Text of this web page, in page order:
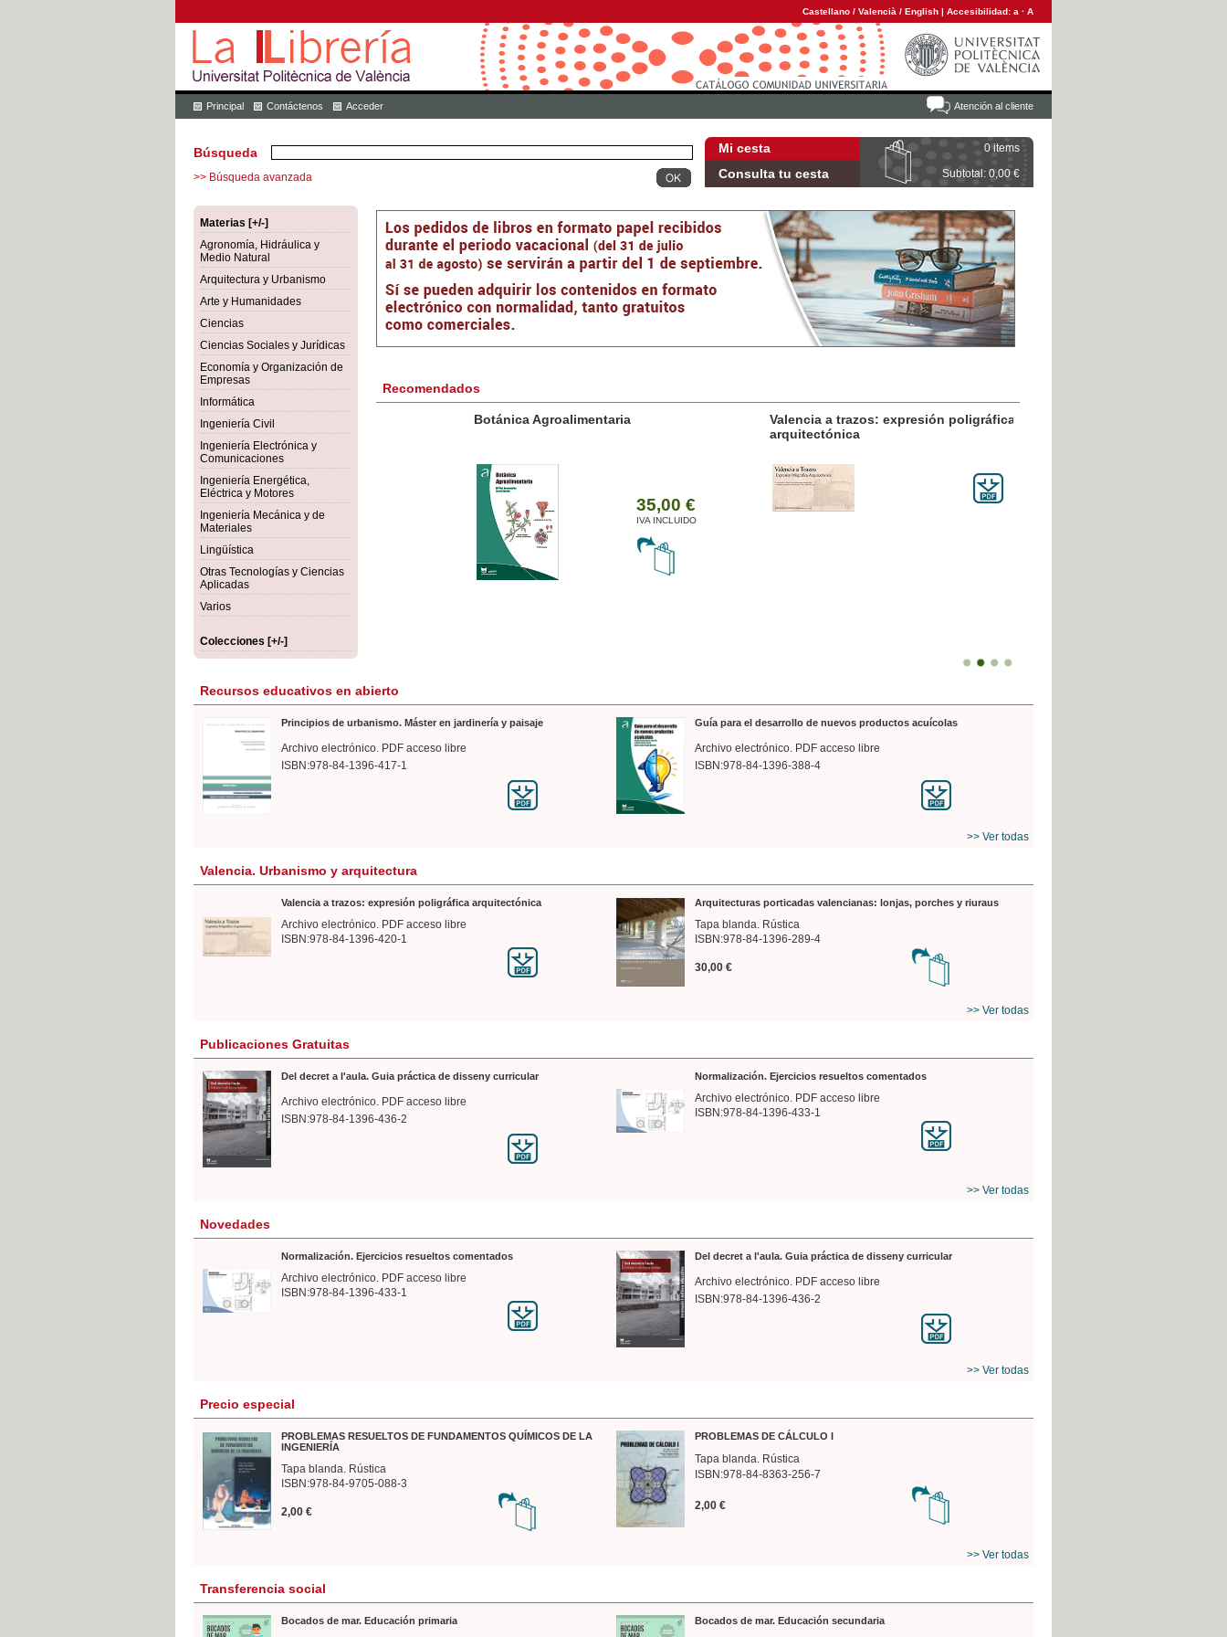
Castellano / Valencià / English | Accesibilidad: a · A
Atención al cliente
Principal Contáctenos Acceder
Mi cesta 0 items
Consulta tu cesta Subtotal: 0,00 €
Búsqueda
>> Búsqueda avanzada
Materias [+/-]
Agronomía, Hidráulica y
Medio Natural
Arquitectura y Urbanismo
Arte y Humanidades
Ciencias
Ciencias Sociales y Jurídicas
Economía y Organización de
Empresas
Informática
Ingeniería Civil
Ingeniería Electrónica y
Comunicaciones
Ingeniería Energética,
Eléctrica y Motores
Ingeniería Mecánica y de
Materiales
Lingüística
Otras Tecnologías y Ciencias
Aplicadas
Varios
Colecciones [+/-]
Recomendados
Botánica Agroalimentaria
35,00 €
IVA INCLUIDO
Valencia a trazos: expresión poligráfica
arquitectónica
Recursos educativos en abierto
Principios de urbanismo. Máster en jardinería y paisaje
Archivo electrónico. PDF acceso libre
ISBN:978-84-1396-417-1
Guía para el desarrollo de nuevos productos acuícolas
Archivo electrónico. PDF acceso libre
ISBN:978-84-1396-388-4
>> Ver todas
Valencia. Urbanismo y arquitectura
Valencia a trazos: expresión poligráfica arquitectónica
Archivo electrónico. PDF acceso libre
ISBN:978-84-1396-420-1
Arquitecturas porticadas valencianas: lonjas, porches y riuraus
Tapa blanda. Rústica
ISBN:978-84-1396-289-4
30,00 €
>> Ver todas
Publicaciones Gratuitas
Del decret a l'aula. Guia práctica de disseny curricular
Archivo electrónico. PDF acceso libre
ISBN:978-84-1396-436-2
Normalización. Ejercicios resueltos comentados
Archivo electrónico. PDF acceso libre
ISBN:978-84-1396-433-1
>> Ver todas
Novedades
Normalización. Ejercicios resueltos comentados
Archivo electrónico. PDF acceso libre
ISBN:978-84-1396-433-1
Del decret a l'aula. Guia práctica de disseny curricular
Archivo electrónico. PDF acceso libre
ISBN:978-84-1396-436-2
>> Ver todas
Precio especial
PROBLEMAS RESUELTOS DE FUNDAMENTOS QUÍMICOS DE LA
INGENIERÍA
Tapa blanda. Rústica
ISBN:978-84-9705-088-3
2,00 €
PROBLEMAS DE CÁLCULO I
Tapa blanda. Rústica
ISBN:978-84-8363-256-7
2,00 €
>> Ver todas
Transferencia social
Bocados de mar. Educación primaria Bocados de mar. Educación secundaria